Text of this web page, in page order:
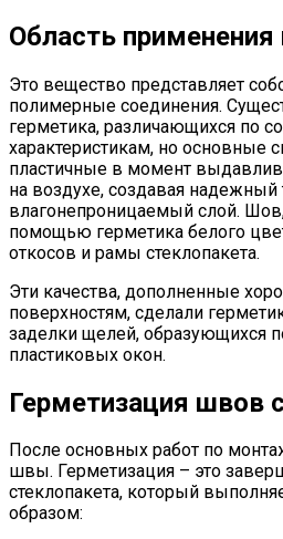
Область применения
Это вещество представляет
полимерные соединения.
герметика, различающихся по
характеристикам, но основные
пластичные в момент
на воздухе, создавая
влагонепроницаемый слой.
помощью герметика белого
откосов и рамы стеклопакета.
Эти качества, дополненные
поверхностям, сделали
заделки щелей, образующихся
пластиковых окон.
Герметизация швов
После основных работ по
швы. Герметизация – это
стеклопакета, который
образом: